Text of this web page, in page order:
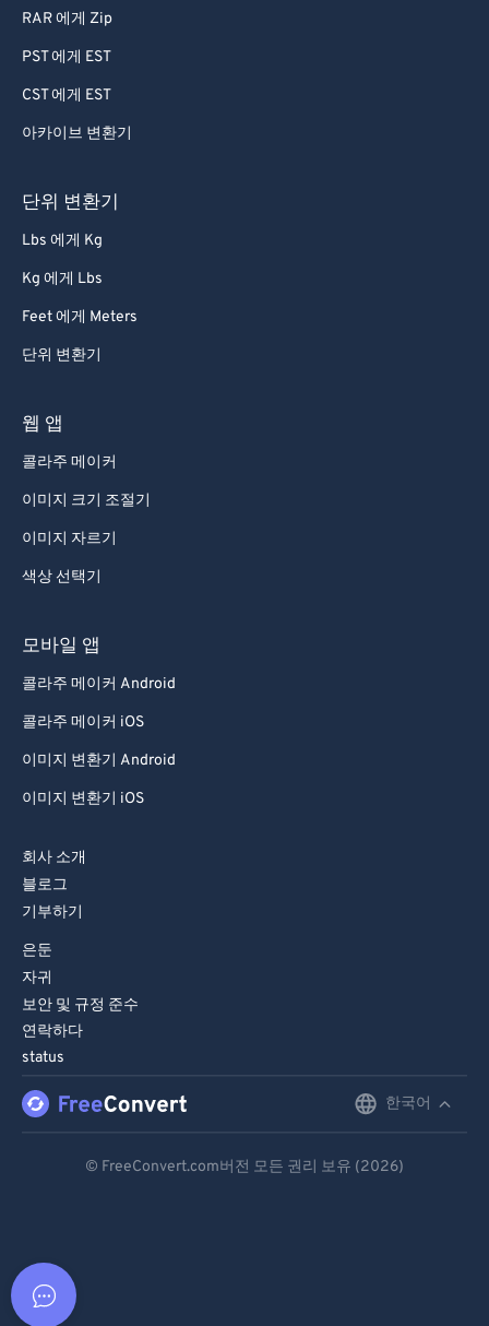
RAR 에게 Zip
PST 에게 EST
CST 에게 EST
아카이브 변환기
단위 변환기
Lbs 에게 Kg
Kg 에게 Lbs
Feet 에게 Meters
단위 변환기
웹 앱
콜라주 메이커
이미지 크기 조절기
이미지 자르기
색상 선택기
모바일 앱
콜라주 메이커 Android
콜라주 메이커 iOS
이미지 변환기 Android
이미지 변환기 iOS
회사 소개
블로그
기부하기
은둔
자귀
보안 및 규정 준수
연락하다
status
한국어
© FreeConvert.com버전 모든 권리 보유 (2026)